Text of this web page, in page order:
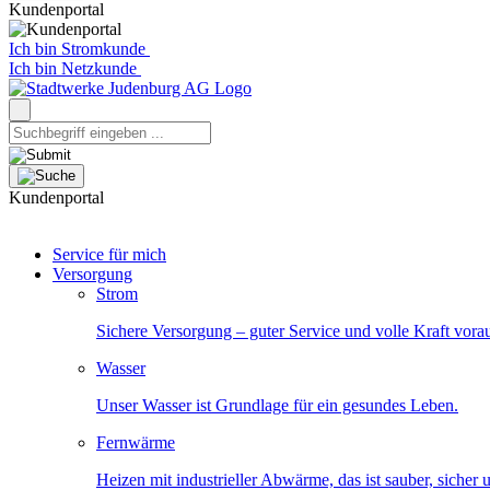
Kundenportal
Ich bin Stromkunde
Ich bin Netzkunde
Kundenportal
Service für mich
Versorgung
Strom
Sichere Versorgung – guter Service und volle Kraft
Wasser
Unser Wasser ist Grundlage für ein gesundes Leben.
Fernwärme
Heizen mit industrieller Abwärme, das ist sauber, sicher